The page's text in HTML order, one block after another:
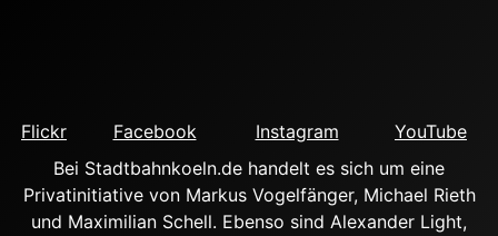
Flickr Facebook Instagram
YouTube
Bei Stadtbahnkoeln.de handelt es sich um eine
Privatinitiative von Markus Vogelfänger, Michael Rieth
und Maximilian Schell. Ebenso sind Alexander Light,